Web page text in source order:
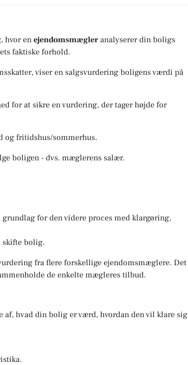
, hvor en ejendomsmægler analyserer din boligs
faktiske forhold.
viser en salgsvurdering boligens værdi på
for at sikre en vurdering, der tager højde for
og fritidshus/sommerhus.
boligen - dvs. mæglerens salær.
for den videre proces med klargøring,
skifte bolig.
fra flere forskellige ejendomsmæglere. Det
de enkelte mægleres tilbud.
af, hvad din bolig er værd, hvordan den vil klare sig